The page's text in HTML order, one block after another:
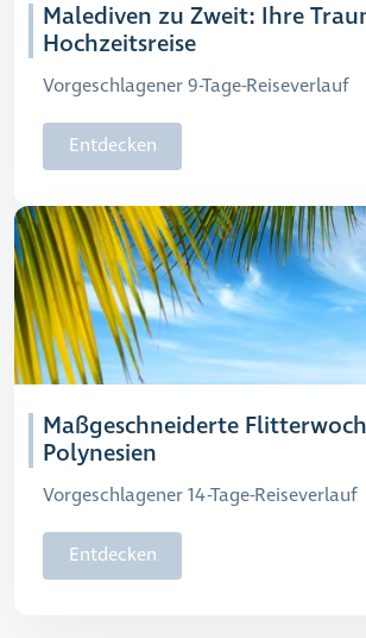
Malediven zu Zweit: Ihre
Hochzeitsreise
Vorgeschlagener 9-Tage-Reiseverlauf
Entdecken
Maßgeschneiderte
Polynesien
Vorgeschlagener 14-Tage-Reiseverlauf
Entdecken